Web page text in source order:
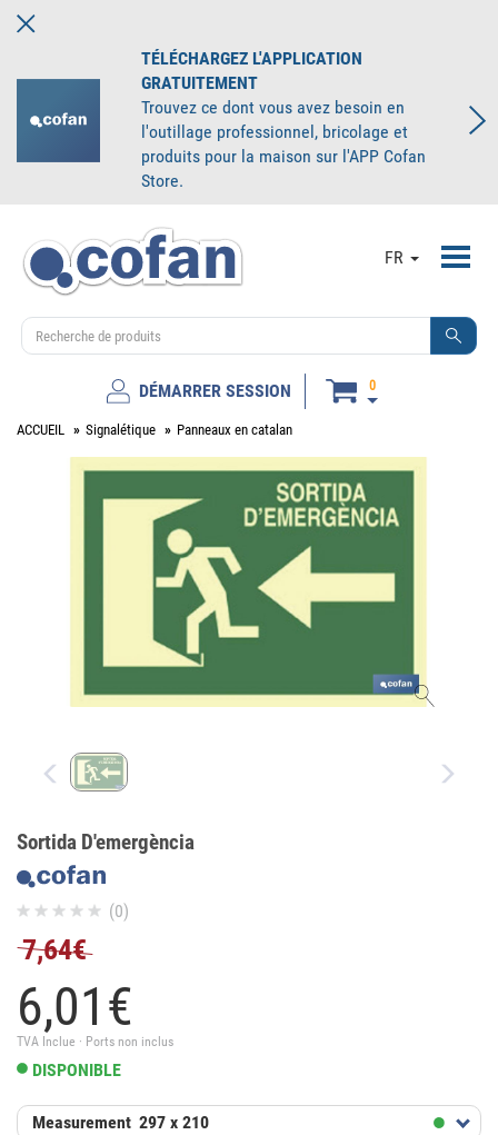
TÉLÉCHARGEZ L'APPLICATION
GRATUITEMENT
Trouvez ce dont vous avez besoin en
l'outillage professionnel, bricolage et
produits pour la maison sur l'APP Cofan
Store.
FR
DÉMARRER SESSION 0
ACCUEIL Signalétique Panneaux en catalan
Sortida D'emergència
(0)
7,64€
6,01€
TVA Inclue · Ports non inclus
DISPONIBLE
Measurement 297 x 210